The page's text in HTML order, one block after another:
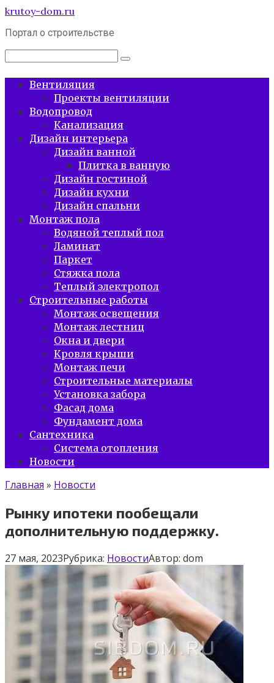
Перейти
контенту
krutoy-dom.ru
Портал о строительстве
Поиск:
Вентиляция
Проекты вентиляции
Водопровод
Канализация
Дизайн интерьера
Дизайн ванной
Плитка в ванную
Дизайн гостиной
Дизайн кухни
Дизайн спальни
Монтаж пола
Водяной теплый пол
Ламинат
Паркет
Стяжка пола
Теплый электропол
Строительные работы
Монтаж освещения
Монтаж лестниц
Окна и двери
Кровля крыши
Монтаж печи
Строительные материалы
Установка забора
Фасад дома
Фундамент дома
Сантехника
Система отопления
Новости
Главная » Новости
Рынку ипотеки пообещали
дополнительную поддержку.
27 мая, 2023Рубрика: НовостиАвтор: dom